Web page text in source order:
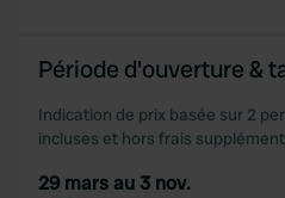
Période d'ouverture &
Indication de prix basée sur 2
incluses et hors frais
29 mars au 3 nov.